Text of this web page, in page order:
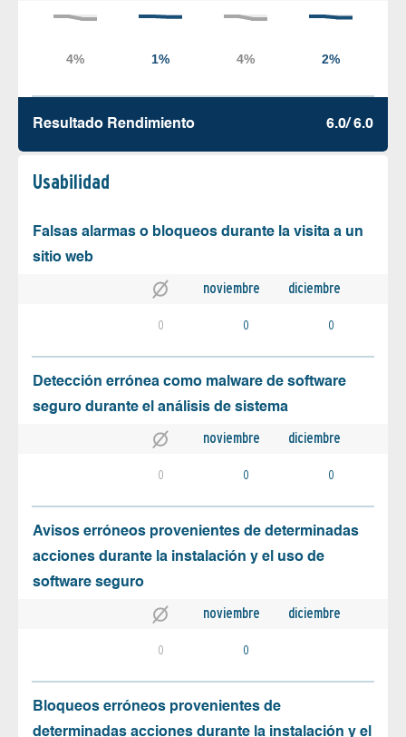
Resultado Rendimiento 6.0/ 6.0
Usabilidad
Falsas alarmas o bloqueos durante la visita a un
sitio web
noviembre diciembre
0 0 0
Detección errónea como malware de software
seguro durante el análisis de sistema
noviembre diciembre
0 0 0
Avisos erróneos provenientes de determinadas
acciones durante la instalación y el uso de
software seguro
noviembre diciembre
0 0
Bloqueos erróneos provenientes de
determinadas acciones durante la instalación y el